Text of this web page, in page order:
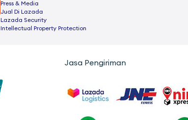
Press & Media
Jual Di Lazada
Lazada Security
Intellectual Property Protection
Jasa Pengiriman